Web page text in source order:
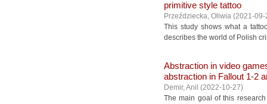
primitive style tattoo
Przeździecka, Oliwia (2021-09-
This study shows what a
describes the world of Polish
Abstraction in video
abstraction in Fallout 1-2
Demir, Anil (2022-10-27)
The main goal of this